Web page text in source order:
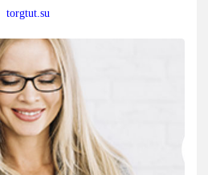
torgtut.su